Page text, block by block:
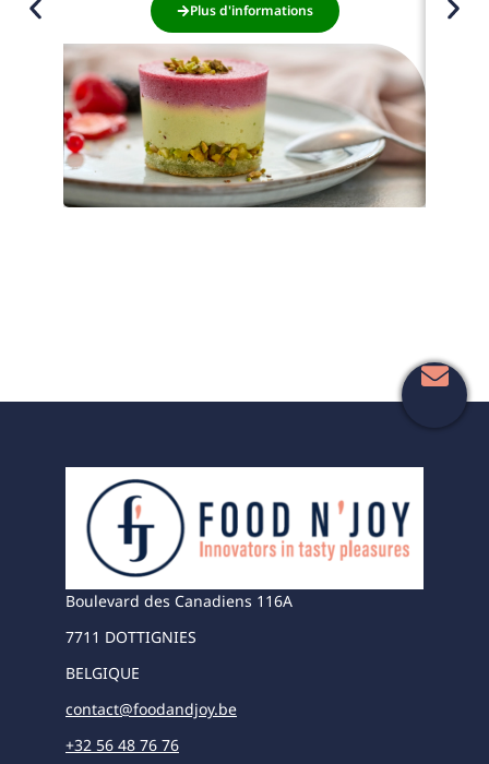
Plus d'informations
Boulevard des Canadiens 116A
7711 DOTTIGNIES
BELGIQUE
contact@foodandjoy.be
+32 56 48 76 76